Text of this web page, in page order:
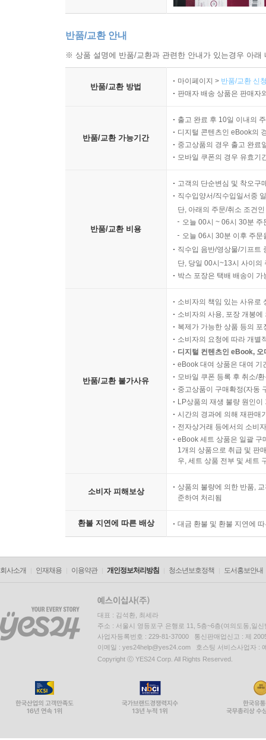
반품/교환 안내
※ 상품 설명에 반품/교환과 관련한 안내가 있는경우 아
반품/교환 방법
마이페이지 > 반품/교환 신
판매자 배송 상품은 판매자
반품/교환 가능기간
출고 완료 후 10일 이내의
디지털 콘텐츠인 eBook의
중고상품의 경우 출고 완료
모바일 쿠폰의 경우 유효기
반품/교환 비용
고객의 단순변심 및 착오구
직수입양서/직수입일서중
단, 아래의 주문/취소 조건
오늘 00시 ~ 06시 30분
오늘 06시 30분 이후 주
직수입 음반/영상물/기프트
단, 당일 00시~13시 사이의
박스 포장은 택배 배송이
반품/교환 불가사유
소비자의 책임 있는 사유로
소비자의 사용, 포장 개봉
복제가 가능한 상품 등의
소비자의 요청에 따라 개별
디지털 컨텐츠인 eBook,
eBook 대여 상품은 대여 기
모바일 쿠폰 등록 후 취소/
중고상품이 구매확정(자동
LP상품의 재생 불량 원인
시간의 경과에 의해 재판매
전자상거래 등에서의 소비
eBook 세트 상품은 일괄 구
1개의 상품으로 취급 및 판
우, 세트 상품 전부 및 세트
소비자 피해보상
상품의 불량에 의한 반품,
준하여 처리됨
환불 지연에 따른 배상 대금 환불 및 환불 지연에
회사소개 인재채용 이용약관 개인정보처리방침 청소년보호정책 도서홍보안내
대표 : 김석환, 최세라
주소 : 서울시 영등포구 은행로 11, 5층~6층(여의도동,일신
사업자등록번호 : 229-81-37000 통신판매업신고 : 제
이메일 : yes24help@yes24.com 호스팅 서비스사업자 :
Copyright ⓒ YES24 Corp. All Rights Reserved.